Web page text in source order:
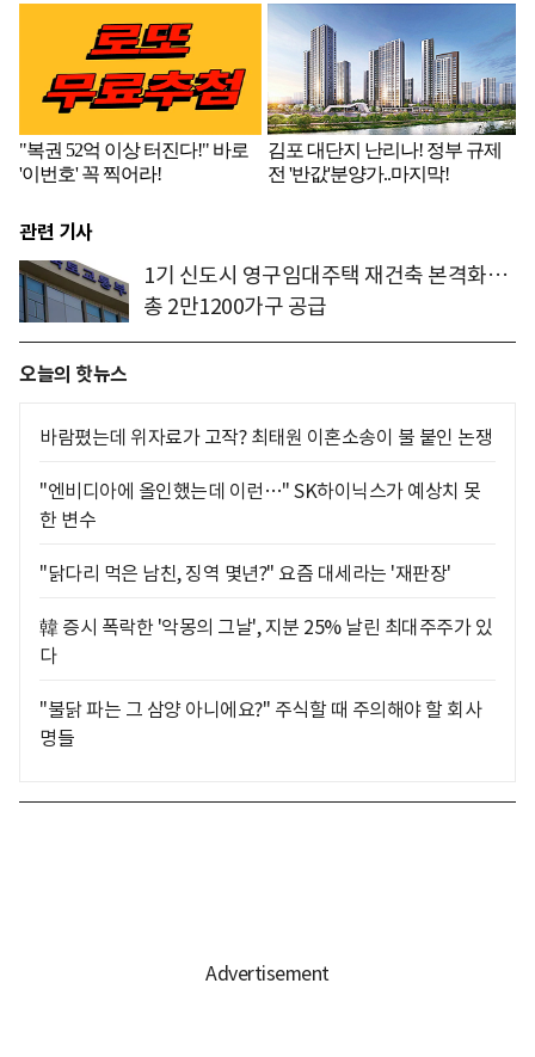
관련 기사
1기 신도시 영구임대주택 재건축 본격화…
총 2만1200가구 공급
오늘의 핫뉴스
바람폈는데 위자료가 고작? 최태원 이혼소송이 불 붙인 논쟁
"엔비디아에 올인했는데 이런…" SK하이닉스가 예상치 못
한 변수
"닭다리 먹은 남친, 징역 몇년?" 요즘 대세라는 '재판장'
韓 증시 폭락한 '악몽의 그날', 지분 25% 날린 최대주주가 있
다
"불닭 파는 그 삼양 아니에요?" 주식할 때 주의해야 할 회사
명들